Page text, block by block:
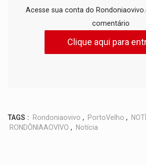
Acesse sua conta do
comentário
Clique aqui para
TAGS : Rondoniaovivo , PortoVelho ,
RONDÔNIAAOVIVO , Notícia